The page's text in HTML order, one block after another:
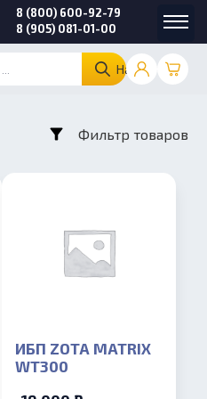
Найти
8 (800) 600-92-79
8 (905) 081-01-00
Фильтр товаров
ИБП ZOTA MATRIX
WT300